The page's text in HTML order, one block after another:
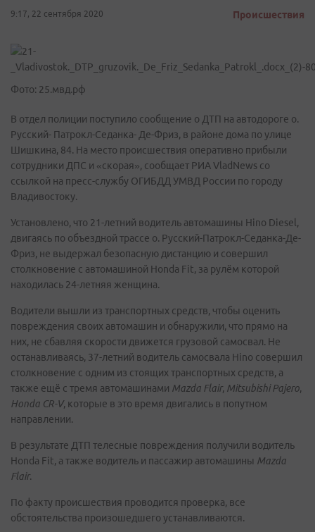
9:17, 22 сентября 2020 Происшествия
Фото: 25.мвд.рф
В отдел полиции поступило сообщение о ДТП на автодороге о.
Русский- Патрокл-Седанка- Де-Фриз, в районе дома по улице
Шишкина, 84. На место происшествия оперативно прибыли
сотрудники ДПС и «скорая», сообщает РИА VladNews со
ссылкой на пресс-службу ОГИБДД УМВД России по городу
Владивостоку.
Установлено, что 21-летний водитель автомашины Hino Diesel,
двигаясь по объездной трассе о. Русский-Патрокл-Седанка-Де-
Фриз, не выдержал безопасную дистанцию и совершил
столкновение с автомашиной Honda Fit, за рулём которой
находилась 24-летняя женщина.
Водители вышли из транспортных средств, чтобы оценить
повреждения своих автомашин и обнаружили, что прямо на
них, не сбавляя скорости движется грузовой самосвал. Не
останавливаясь, 37-летний водитель самосвала Hino совершил
столкновение с одним из стоящих транспортных средств, а
также ещё с тремя автомашинами Mazda Flair, Mitsubishi Pajero,
Honda CR-V, которые в это время двигались в попутном
направлении.
В результате ДТП телесные повреждения получили водитель
Honda Fit, а также водитель и пассажир автомашины Mazda
Flair.
По факту происшествия проводится проверка, все
обстоятельства произошедшего устанавливаются.